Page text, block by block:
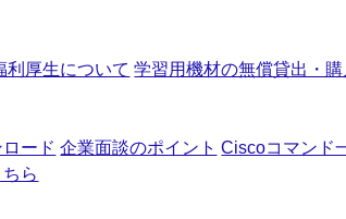
利厚生について 学習用機材の無償貸出・購
ード 企業面談のポイント Ciscoコマンド
ら